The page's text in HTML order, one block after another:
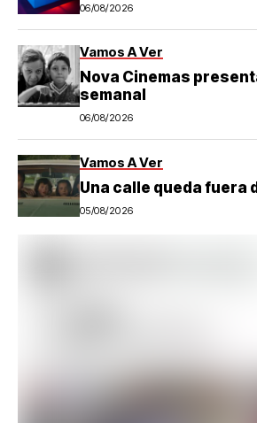
06/08/2026
Vamos A Ver
Nova Cinemas
semanal
06/08/2026
Vamos A Ver
Una calle queda fuera
05/08/2026